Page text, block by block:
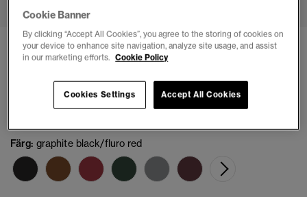
3 FÖR KR649
kr 249,00
Färg: graphite black/fluro red
Cookie Banner
By clicking “Accept All Cookies”, you agree to the storing of cookies on
your device to enhance site navigation, analyze site usage, and assist
in our marketing efforts. Cookie Policy
Accept All Cookies
Cookies Settings